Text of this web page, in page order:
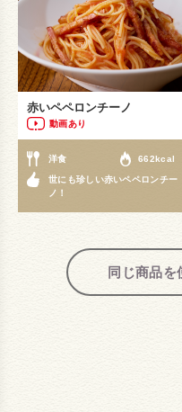
赤いペペロンチーノ
動画あり
洋食 662kcal
世にも珍しい赤いペペロンチー
ノ！
同じ商品